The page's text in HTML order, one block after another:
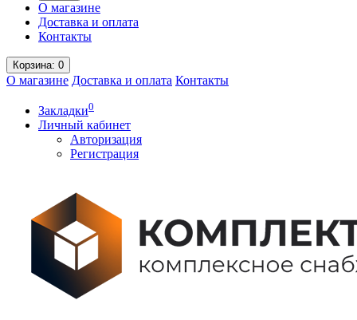
О магазине
Доставка и оплата
Контакты
Корзина: 0
О магазине Доставка и оплата Контакты
Закладки0
Личный кабинет
Авторизация
Регистрация